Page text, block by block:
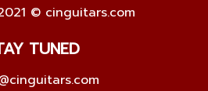
© cinguitars.com
TUNED